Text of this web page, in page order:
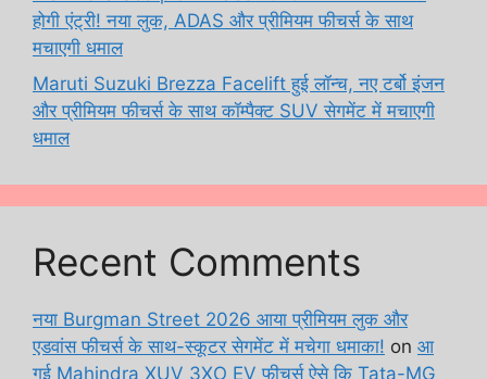
होगी एंट्री! नया लुक, ADAS और प्रीमियम फीचर्स के साथ
मचाएगी धमाल
Maruti Suzuki Brezza Facelift हुई लॉन्च, नए टर्बो इंजन
और प्रीमियम फीचर्स के साथ कॉम्पैक्ट SUV सेगमेंट में मचाएगी
धमाल
Recent Comments
नया Burgman Street 2026 आया प्रीमियम लुक और
एडवांस फीचर्स के साथ-स्कूटर सेगमेंट में मचेगा धमाका! on आ
गई Mahindra XUV 3XO EV फीचर्स ऐसे कि Tata-MG